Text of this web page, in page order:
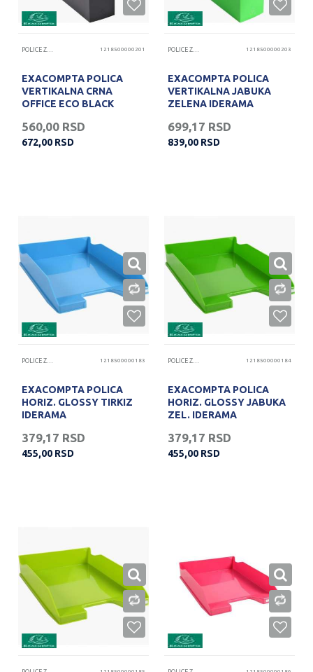
POLICE ZA DOKUMENTA 1218500000201
EXACOMPTA POLICA
VERTIKALNA CRNA
OFFICE ECO BLACK
560,00 RSD
672,00 RSD
POLICE ZA DOKUMENTA 1218500000203
EXACOMPTA POLICA
VERTIKALNA JABUKA
ZELENA IDERAMA
699,17 RSD
839,00 RSD
POLICE ZA DOKUMENTA 1218500000183
EXACOMPTA POLICA
HORIZ. GLOSSY TIRKIZ
IDERAMA
379,17 RSD
455,00 RSD
POLICE ZA DOKUMENTA 1218500000184
EXACOMPTA POLICA
HORIZ. GLOSSY JABUKA
ZEL. IDERAMA
379,17 RSD
455,00 RSD